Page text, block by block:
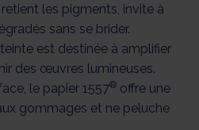
retient les pigments, invite à
sans se brider.
est destinée à amplifier
des œuvres lumineuses.
le papier 1557® offre une
gommages et ne peluche